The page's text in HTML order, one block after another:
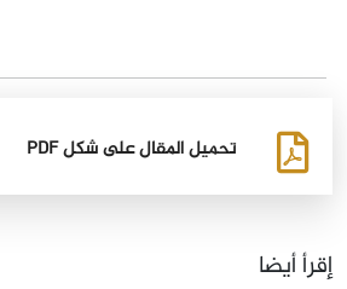
تحميل المقال على شكل PDF
إقرأ أيضا